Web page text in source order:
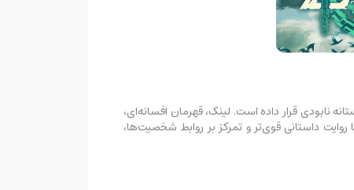
نابودی قرار داده است. لینک، قهرمان افسانه‌ای،
داستانی قوی‌تر و تمرکز بر روابط شخصیت‌ها،